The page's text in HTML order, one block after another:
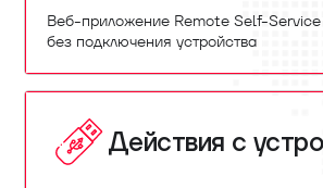
Веб-приложение Remote Self-
без подключения устройства
Действия с